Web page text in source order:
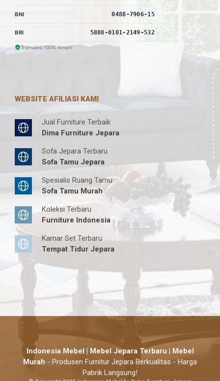
BNI 0488-7906-15
BRI 5888-0101-2149-532
Transaksi 100% Aman!
WEBSITE AFILIASI KAMI
Jual Furniture Terbaik
Dima Furniture Jepara
Sofa Jepara Terbaru
Sofa Tamu Jepara
Spesialis Ruang Tamu
Sofa Tamu Murah
Koleksi Terbaru
Furniture Indonesia
Kamar Set Terbaru
Tempat Tidur Jepara
Indonesia Mebel | Mebel Jepara Terbaru | Mebel
Murah - Produsen Furnitur Jepara Berkualitas - Harga
Pabrik Langsung!